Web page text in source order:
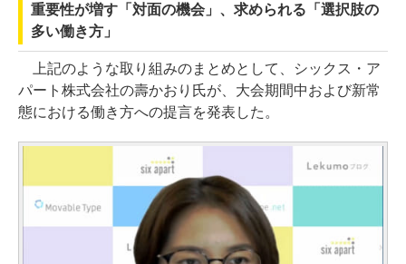
重要性が増す「対面の機会」、求められる「選択肢の
多い働き方」
上記のような取り組みのまとめとして、シックス・ア
パート株式会社の壽かおり氏が、大会期間中および新常
態における働き方への提言を発表した。